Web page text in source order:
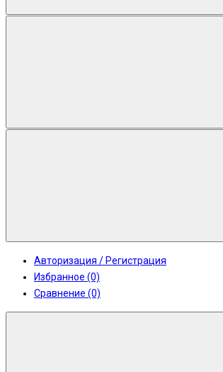
Авторизация / Регистрация
Избранное (0)
Сравнение (0)